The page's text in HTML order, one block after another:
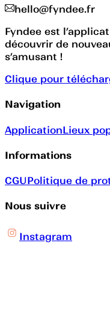
hello@fyndee.fr
Fyndee est
découvrir de
s’amusant !
Clique pour
Navigation
ApplicationLieux
Informations
CGUPolitique de
Nous suivre
Instagram